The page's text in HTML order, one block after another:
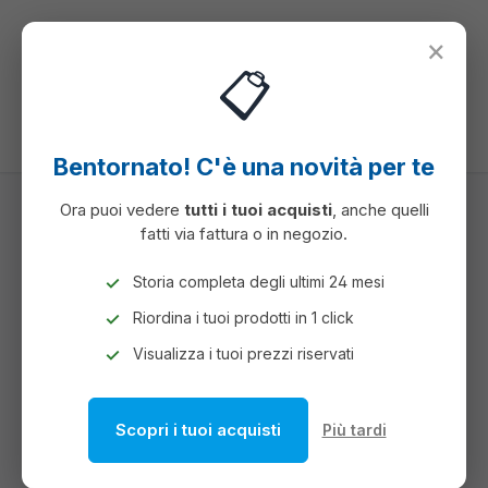
principale
NECESSAIRE REGALO E FESTA
SHOPPERS E SACCHETTI
REGALO
×
📋
Bentornato! C'è una novità per te
Ora puoi vedere tutti i tuoi acquisti, anche quelli
fatti via fattura o in negozio.
Storia completa degli ultimi 24 mesi
Riordina i tuoi prodotti in 1 click
Visualizza i tuoi prezzi riservati
Scopri i tuoi acquisti Più tardi